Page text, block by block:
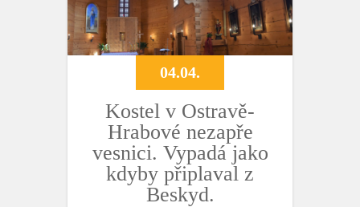
04.04.
Kostel v Ostravě-
Hrabové nezapře
vesnici. Vypadá jako
kdyby připlaval z
Beskyd.